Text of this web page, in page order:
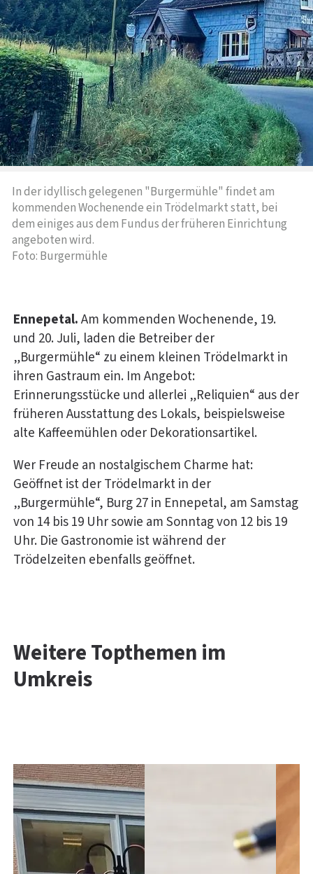
In der idyllisch gelegenen "Burgermühle" findet am
kommenden Wochenende ein Trödelmarkt statt, bei
dem einiges aus dem Fundus der früheren Einrichtung
angeboten wird.
Foto: Burgermühle
Ennepetal.Am kommenden Wochenende, 19.
und 20. Juli, laden die Betreiber der
„Burgermühle“ zu einem kleinen Trödelmarkt in
ihren Gastraum ein. Im Angebot:
Erinnerungsstücke und allerlei „Reliquien“ aus der
früheren Ausstattung des Lokals, beispielsweise
alte Kaffeemühlen oder Dekorationsartikel.
Wer Freude an nostalgischem Charme hat:
Geöffnet ist der Trödelmarkt in der
„Burgermühle“, Burg 27 in Ennepetal, am Samstag
von 14 bis 19 Uhr sowie am Sonntag von 12 bis 19
Uhr. Die Gastronomie ist während der
Trödelzeiten ebenfalls geöffnet.
Weitere Topthemen im
Umkreis